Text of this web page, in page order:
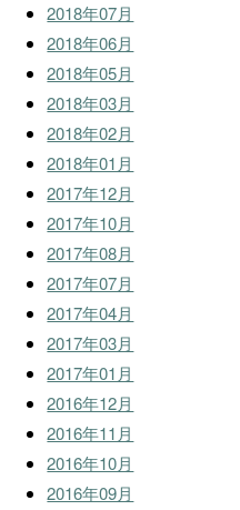
2018年07月
2018年06月
2018年05月
2018年03月
2018年02月
2018年01月
2017年12月
2017年10月
2017年08月
2017年07月
2017年04月
2017年03月
2017年01月
2016年12月
2016年11月
2016年10月
2016年09月